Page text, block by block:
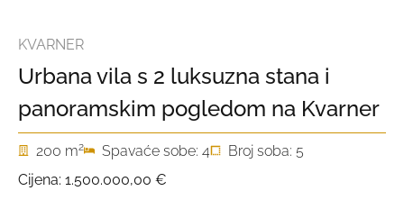
KVARNER
Urbana vila s 2 luksuzna stana i
panoramskim pogledom na Kvarner
200 m2 Spavaće sobe: 4
Broj soba: 5
Cijena: 1.500.000,00 €